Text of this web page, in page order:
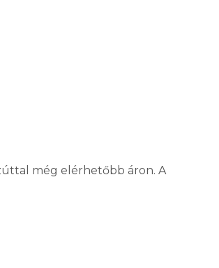
még elérhetőbb áron. A